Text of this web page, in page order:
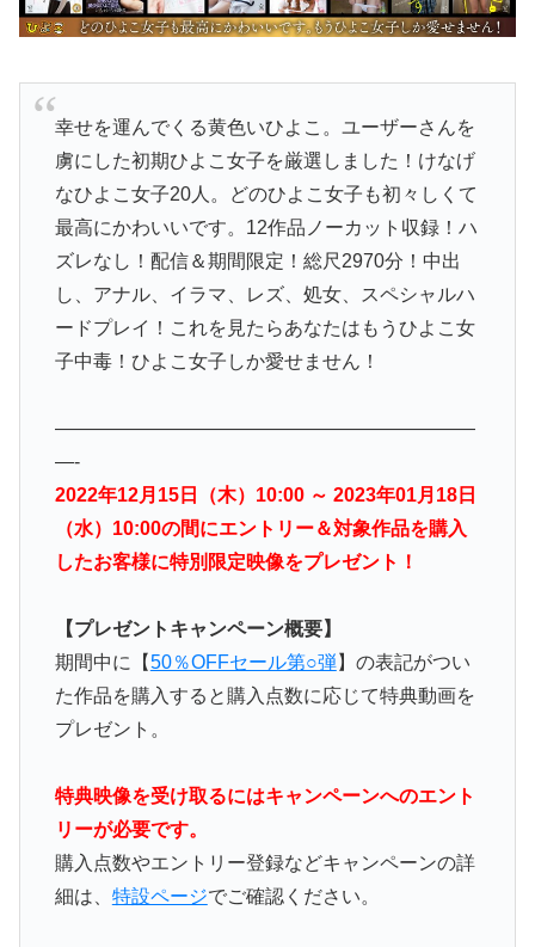
幸せを運んでくる黄色いひよこ。ユーザーさんを
虜にした初期ひよこ女子を厳選しました！けなげ
なひよこ女子20人。どのひよこ女子も初々しくて
最高にかわいいです。12作品ノーカット収録！ハ
ズレなし！配信＆期間限定！総尺2970分！中出
し、アナル、イラマ、レズ、処女、スペシャルハ
ードプレイ！これを見たらあなたはもうひよこ女
子中毒！ひよこ女子しか愛せません！
——————————————————————
—-
2022年12月15日（木）10:00 ～ 2023年01月18日
（水）10:00の間にエントリー＆対象作品を購入
したお客様に特別限定映像をプレゼント！
【プレゼントキャンペーン概要】
期間中に【50％OFFセール第○弾】の表記がつい
た作品を購入すると購入点数に応じて特典動画を
プレゼント。
特典映像を受け取るにはキャンペーンへのエント
リーが必要です。
購入点数やエントリー登録などキャンペーンの詳
細は、 特設ページでご確認ください。